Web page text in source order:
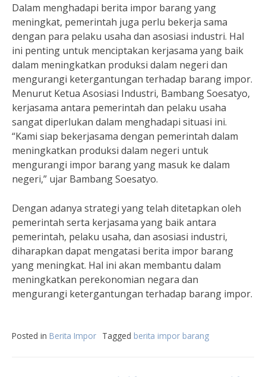
Dalam menghadapi berita impor barang yang
meningkat, pemerintah juga perlu bekerja sama
dengan para pelaku usaha dan asosiasi industri. Hal
ini penting untuk menciptakan kerjasama yang baik
dalam meningkatkan produksi dalam negeri dan
mengurangi ketergantungan terhadap barang impor.
Menurut Ketua Asosiasi Industri, Bambang Soesatyo,
kerjasama antara pemerintah dan pelaku usaha
sangat diperlukan dalam menghadapi situasi ini.
“Kami siap bekerjasama dengan pemerintah dalam
meningkatkan produksi dalam negeri untuk
mengurangi impor barang yang masuk ke dalam
negeri,” ujar Bambang Soesatyo.
Dengan adanya strategi yang telah ditetapkan oleh
pemerintah serta kerjasama yang baik antara
pemerintah, pelaku usaha, dan asosiasi industri,
diharapkan dapat mengatasi berita impor barang
yang meningkat. Hal ini akan membantu dalam
meningkatkan perekonomian negara dan
mengurangi ketergantungan terhadap barang impor.
Posted in Berita Impor Tagged berita impor barang